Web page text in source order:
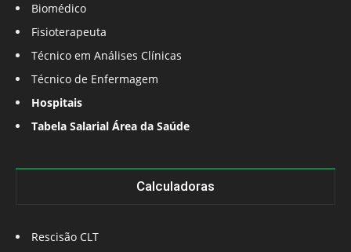
Biomédico
Fisioterapeuta
Técnico em Análises Clínicas
Técnico de Enfermagem
Hospitais
Tabela Salarial Área da Saúde
Calculadoras
Rescisão CLT